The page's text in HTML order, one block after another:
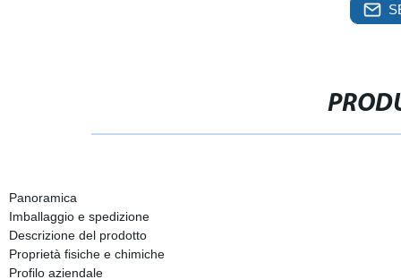
Panoramica
Imballaggio e spedizione
Descrizione del prodotto
Proprietà fisiche e chimiche
Profilo aziendale